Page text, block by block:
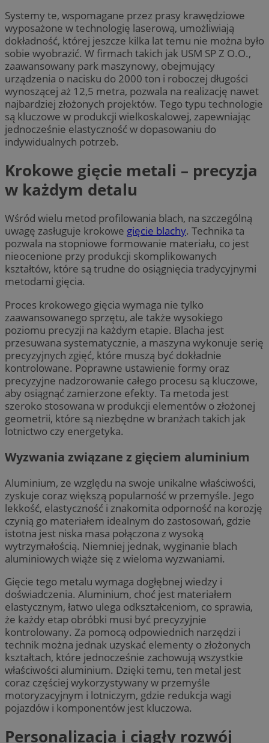
Systemy te, wspomagane przez prasy krawędziowe
wyposażone w technologię laserową, umożliwiają
dokładność, której jeszcze kilka lat temu nie można było
sobie wyobrazić. W firmach takich jak USM SP Z O.O.,
zaawansowany park maszynowy, obejmujący
urządzenia o nacisku do 2000 ton i roboczej długości
wynoszącej aż 12,5 metra, pozwala na realizację nawet
najbardziej złożonych projektów. Tego typu technologie
są kluczowe w produkcji wielkoskalowej, zapewniając
jednocześnie elastyczność w dopasowaniu do
indywidualnych potrzeb.
Krokowe gięcie metali – precyzja
w każdym detalu
Wśród wielu metod profilowania blach, na szczególną
uwagę zasługuje krokowe gięcie blachy. Technika ta
pozwala na stopniowe formowanie materiału, co jest
nieocenione przy produkcji skomplikowanych
kształtów, które są trudne do osiągnięcia tradycyjnymi
metodami gięcia.
Proces krokowego gięcia wymaga nie tylko
zaawansowanego sprzętu, ale także wysokiego
poziomu precyzji na każdym etapie. Blacha jest
przesuwana systematycznie, a maszyna wykonuje serię
precyzyjnych zgięć, które muszą być dokładnie
kontrolowane. Poprawne ustawienie formy oraz
precyzyjne nadzorowanie całego procesu są kluczowe,
aby osiągnąć zamierzone efekty. Ta metoda jest
szeroko stosowana w produkcji elementów o złożonej
geometrii, które są niezbędne w branżach takich jak
lotnictwo czy energetyka.
Wyzwania związane z gięciem aluminium
Aluminium, ze względu na swoje unikalne właściwości,
zyskuje coraz większą popularność w przemyśle. Jego
lekkość, elastyczność i znakomita odporność na korozję
czynią go materiałem idealnym do zastosowań, gdzie
istotna jest niska masa połączona z wysoką
wytrzymałością. Niemniej jednak, wyginanie blach
aluminiowych wiąże się z wieloma wyzwaniami.
Gięcie tego metalu wymaga dogłębnej wiedzy i
doświadczenia. Aluminium, choć jest materiałem
elastycznym, łatwo ulega odkształceniom, co sprawia,
że każdy etap obróbki musi być precyzyjnie
kontrolowany. Za pomocą odpowiednich narzędzi i
technik można jednak uzyskać elementy o złożonych
kształtach, które jednocześnie zachowują wszystkie
właściwości aluminium. Dzięki temu, ten metal jest
coraz częściej wykorzystywany w przemyśle
motoryzacyjnym i lotniczym, gdzie redukcja wagi
pojazdów i komponentów jest kluczowa.
Personalizacja i ciągły rozwój